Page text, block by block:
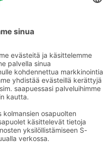
Sokos Hotels uutiskirje